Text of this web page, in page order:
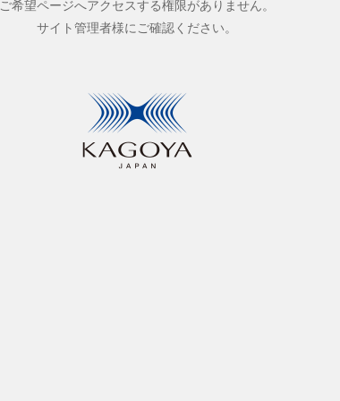
ご希望ページへアクセスする権限がありません。
サイト管理者様にご確認ください。